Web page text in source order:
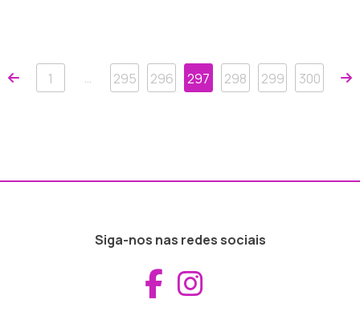
Anterior
1 … 295 296 297 298 299 300
Siga-nos nas redes sociais
Aceder ao